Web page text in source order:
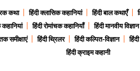
कथा हिंदी क्लासिक कहानियां हिंदी बाल कथाएँ
कहानियां हिंदी रोमांचक कहानियाँ हिंदी मानवीय विज्ञान
समीक्षाएं हिंदी थ्रिलर हिंदी कल्पित-विज्ञान
हिंदी क्राइम कहानी